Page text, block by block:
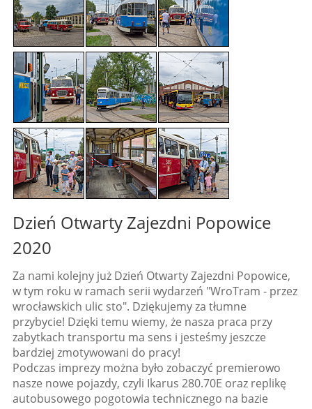
Dzień Otwarty Zajezdni Popowice
2020
Za nami kolejny już Dzień Otwarty Zajezdni Popowice,
w tym roku w ramach serii wydarzeń "WroTram - przez
wrocławskich ulic sto". Dziękujemy za tłumne
przybycie! Dzięki temu wiemy, że nasza praca przy
zabytkach transportu ma sens i jesteśmy jeszcze
bardziej zmotywowani do pracy!
Podczas imprezy można było zobaczyć premierowo
nasze nowe pojazdy, czyli Ikarus 280.70E oraz replikę
autobusowego pogotowia technicznego na bazie